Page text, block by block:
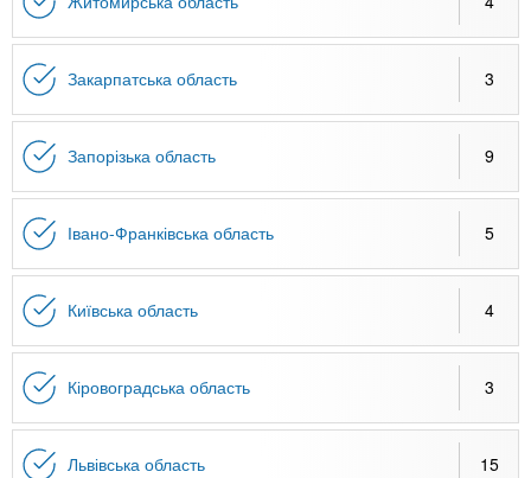
n
f
o
Закарпатська область 3
Запорізька область 9
Івано-Франківська область 5
Київська область 4
Кіровоградська область 3
Львівська область 15